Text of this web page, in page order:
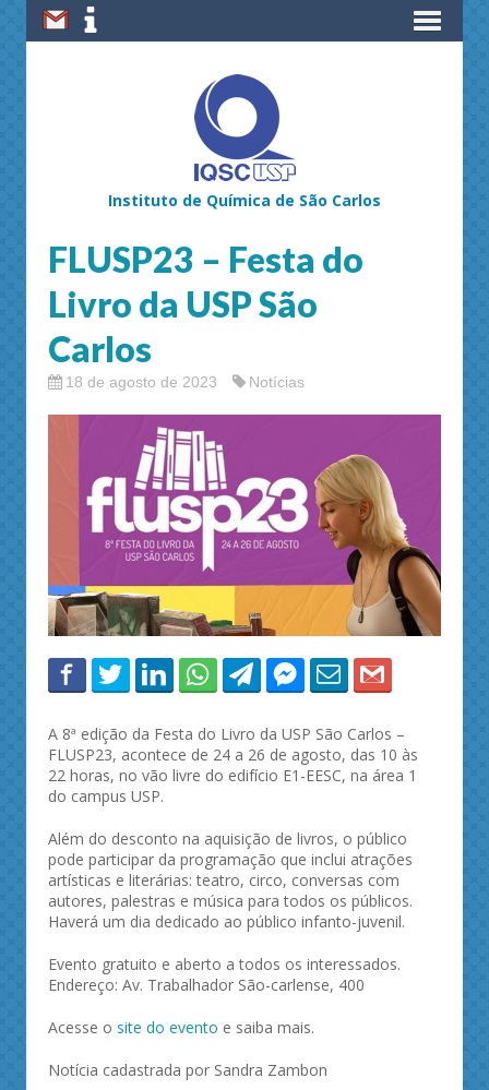
Instituto de Química de São Carlos
FLUSP23 – Festa do
Livro da USP São
Carlos
18 de agosto de 2023 Notícias
A 8ª edição da Festa do Livro da USP São Carlos –
FLUSP23, acontece de 24 a 26 de agosto, das 10 às
22 horas, no vão livre do edifício E1-EESC, na área 1
do campus USP.
Além do desconto na aquisição de livros, o público
pode participar da programação que inclui atrações
artísticas e literárias: teatro, circo, conversas com
autores, palestras e música para todos os públicos.
Haverá um dia dedicado ao público infanto-juvenil.
Evento gratuito e aberto a todos os interessados.
Endereço: Av. Trabalhador São-carlense, 400
Acesse o site do evento e saiba mais.
Notícia cadastrada por Sandra Zambon